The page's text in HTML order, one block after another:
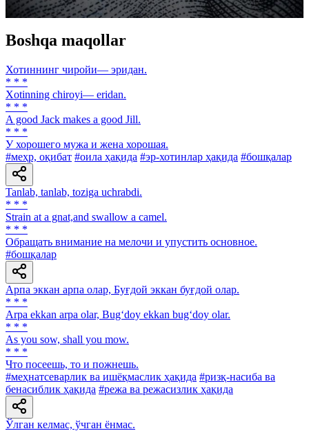
Boshqa maqollar
Хотиннинг чиройи— эридан.
* * *
Xotinning chiroyi— eridan.
* * *
A good Jack makes a good Jill.
* * *
У хорошего мужа и жена хорошая.
#меҳр, оқибат #оила ҳақида #эр-хотинлар ҳақида #бошқалар
Tanlab, tanlab, toziga uchrabdi.
* * *
Strain at а gnat,and swallow a camel.
* * *
Обращать внимание на мелочи и упустить основное.
#бошқалар
Арпа эккан арпа олар, Буғдой эккан буғдой олар.
* * *
Arpa ekkan arpa olar, Bug‘doy ekkan bug‘doy olar.
* * *
As you sow, shall you mow.
* * *
Что посеешь, то и пожнешь.
#меҳнатсеварлик ва ишёқмаслик ҳақида #ризқ-насиба ва
бенасиблик ҳақида #режа ва режасизлик ҳақида
Ўлган келмас, ўчган ёнмас.